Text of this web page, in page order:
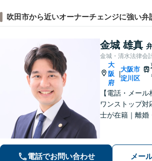
吹田市から近いオーナーチェンジに強い弁
金城 雄真
金城・清水法律会
大
阪
府
|
大阪市
淀川区
【電話・メー
ワンストップ対
士が在籍｜離婚
をご提案します
電話でお問い合わせ メー